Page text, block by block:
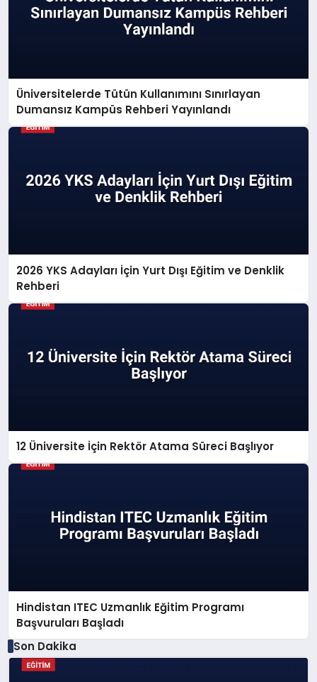
Üniversitelerde Tütün Kullanımını Sınırlayan
Dumansız Kampüs Rehberi Yayınlandı
2026 YKS Adayları İçin Yurt Dışı Eğitim ve Denklik
Rehberi
12 Üniversite İçin Rektör Atama Süreci Başlıyor
Hindistan ITEC Uzmanlık Eğitim Programı
Başvuruları Başladı
Son Dakika